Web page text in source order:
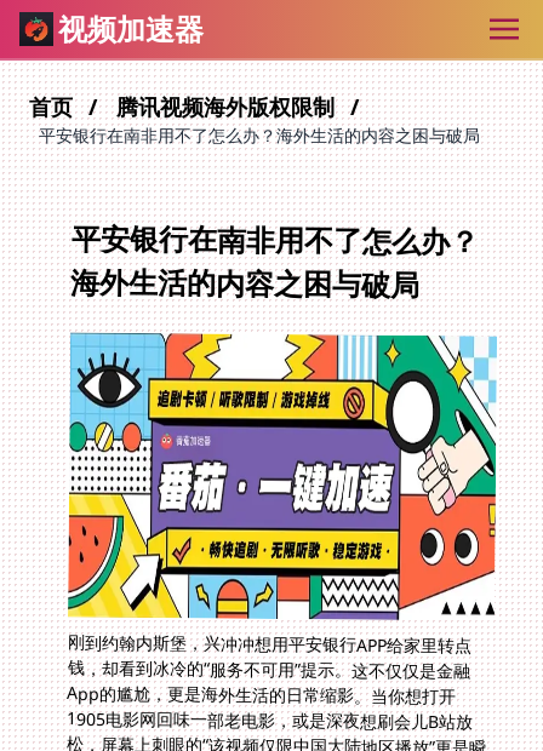
视频加速器
首页 腾讯视频海外版权限制
平安银行在南非用不了怎么办？海外生活的内容之困与破局
平安银行在南非用不了怎么办？
海外生活的内容之困与破局
刚到约翰内斯堡，兴冲冲想用平安银行APP给家里转点
钱，却看到冰冷的“服务不可用”提示。这不仅仅是金融
App的尴尬，更是海外生活的日常缩影。当你想打开
1905电影网回味一部老电影，或是深夜想刷会儿B站放
松，屏幕上刺眼的“该视频仅限中国大陆地区播放”更是瞬
间将你拉回现实。平安银行在南非用不了怎么办？本质
和“1905电影网在越南用不了怎么办”、“B站地区限制”一
样，都是因网络IP地址归属地被识别为海外而触发的访问
屏障。这篇文章，就是为你梳理这份“数字乡愁”，并提供
一个真正流畅、稳定连接国内优质影音内容的解决方案概